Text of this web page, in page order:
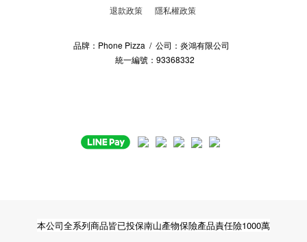
退款政策 隱私權政策
品牌：Phone Pizza / 公司：炎鴻有限公司
統一編號：93368332
本公司全系列商品皆已投保南山產物保險產品責任險1000萬